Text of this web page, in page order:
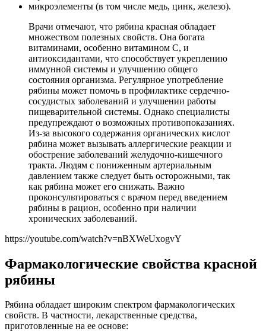
микроэлементы (в том числе медь, цинк, железо).
Врачи отмечают, что рябина красная обладает
множеством полезных свойств. Она богата
витаминами, особенно витамином C, и
антиоксидантами, что способствует укреплению
иммунной системы и улучшению общего
состояния организма. Регулярное употребление
рябины может помочь в профилактике сердечно-
сосудистых заболеваний и улучшении работы
пищеварительной системы. Однако специалисты
предупреждают о возможных противопоказаниях.
Из-за высокого содержания органических кислот
рябина может вызывать аллергические реакции и
обострение заболеваний желудочно-кишечного
тракта. Людям с пониженным артериальным
давлением также следует быть осторожными, так
как рябина может его снижать. Важно
проконсультироваться с врачом перед введением
рябины в рацион, особенно при наличии
хронических заболеваний.
https://youtube.com/watch?v=nBXWeUxogvY
Фармакологические свойства красной
рябины
Рябина обладает широким спектром фармакологических
свойств. В частности, лекарственные средства,
приготовленные на ее основе: